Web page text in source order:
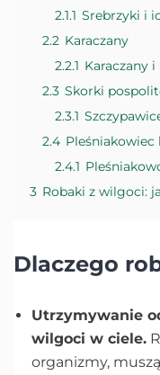
2.1.1 Srebrzyki i
2.2 Karaczany
2.2.1 Karaczany
2.3 Skorki
2.3.1
2.4 Pleśniakowiec
2.4.1
3 Robaki z wilgoci:
Dlaczego
Utrzymywanie
wilgoci w ciele.
organizmy,